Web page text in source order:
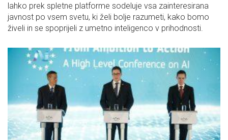
lahko prek spletne platforme sodeluje vsa zainteresirana
javnost po vsem svetu, ki želi bolje razumeti, kako bomo
živeli in se spoprijeli z umetno inteligenco v prihodnosti.